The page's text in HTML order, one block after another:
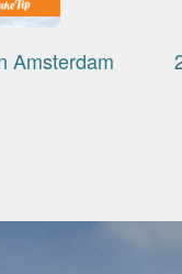
Amsterdam